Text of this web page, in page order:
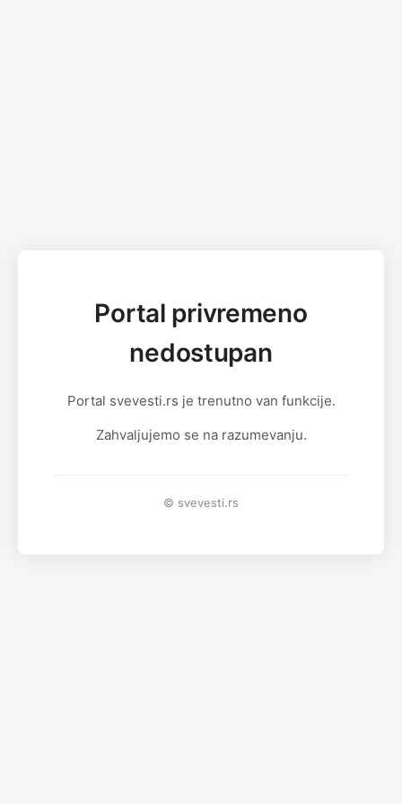
Portal privremeno
nedostupan
Portal svevesti.rs je trenutno van funkcije.
Zahvaljujemo se na razumevanju.
© svevesti.rs